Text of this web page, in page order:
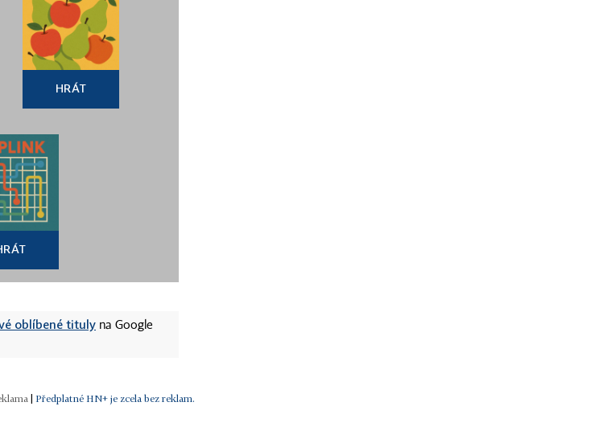
HRÁT
oblíbené tituly na Google
| Předplatné HN+ je zcela bez reklam.